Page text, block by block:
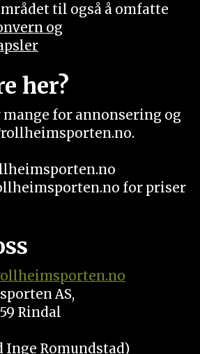
til også å omfatte
og
her?
for annonsering og
for priser
AS,
Rindal
Inge Romundstad)